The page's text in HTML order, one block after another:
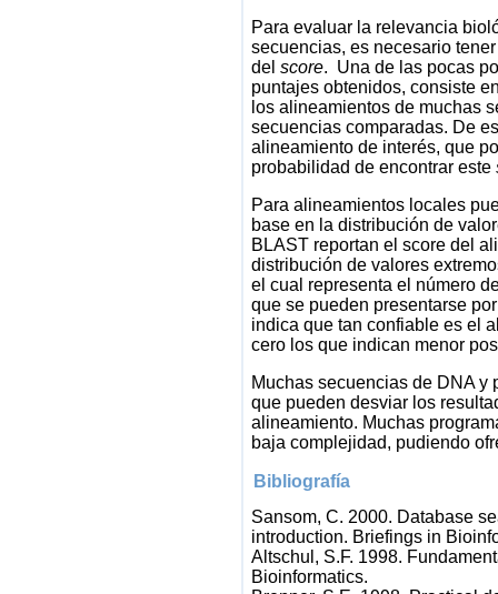
Para evaluar la relevancia
secuencias, es necesario
del score. Una de las pocas
puntajes obtenidos, consiste
los alineamientos de muchas
secuencias comparadas. De
alineamiento de interés, que
probabilidad de encontrar este
Para alineamientos locales
base en la distribución de
BLAST reportan el score del
distribución de valores
el cual representa el número
que se pueden presentarse
indica que tan confiable es el
cero los que indican menor
Muchas secuencias de DNA y
que pueden desviar los
alineamiento. Muchas
baja complejidad, pudiendo
Bibliografía
Sansom, C. 2000. Database
introduction. Briefings in
Altschul, S.F. 1998.
Bioinformatics.